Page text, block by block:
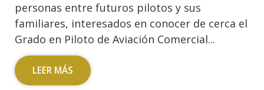
personas entre futuros pilotos y sus
familiares, interesados en conocer de cerca el
Grado en Piloto de Aviación Comercial...
LEER MÁS